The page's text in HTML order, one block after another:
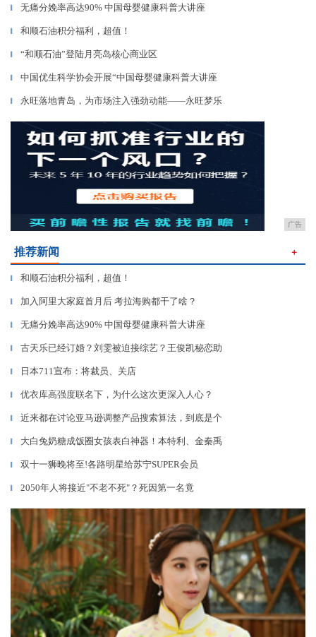
▎ 无痛分娩率高达90% 中国母婴健康科普大讲座
▎ 和顺石油积分福利，超值！
▎ “和顺石油”登陆月亮岛核心商业区
▎ 中国优生科学协会开展“中国母婴健康科普大讲座
▎ 永旺落地青岛，为市场注入强劲动能——永旺梦乐
广告
推荐新闻 ＋
▎ 和顺石油积分福利，超值！
▎ 加入阿里大家庭首月后 考拉海购都干了啥？
▎ 无痛分娩率高达90% 中国母婴健康科普大讲座
▎ 古天乐已经订婚？刘雯被迫接综艺？王俊凯秘恋助
▎ 日本711宣布：将裁员、关店
▎ 优衣库高强度联名下，为什么这次更深入人心？
▎ 近来都在讨论亚马逊调整产品搜索算法，到底是个
▎ 大白兔奶糖成饭圈女孩表白神器！本特利、金秦禹
▎ 双十一狮晚将至!各路明星给苏宁SUPER会员
▎ 2050年人将接近"不老不死"？死因第一名竟